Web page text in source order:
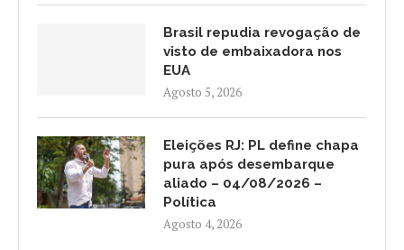
Brasil repudia revogação de
visto de embaixadora nos
EUA
Agosto 5, 2026
Eleições RJ: PL define chapa
pura após desembarque
aliado – 04/08/2026 –
Política
Agosto 4, 2026